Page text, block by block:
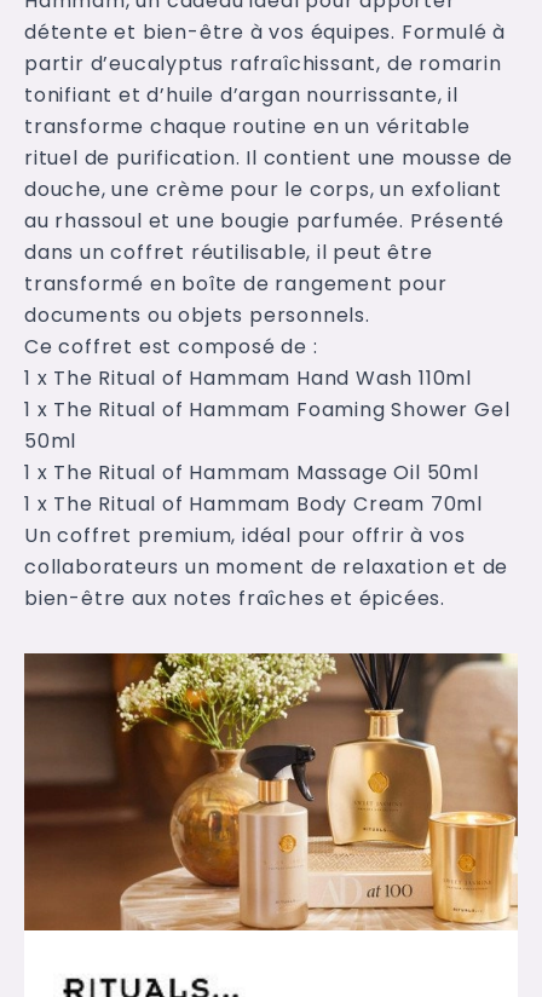
détente et bien-être à vos équipes. Formulé à
partir d’eucalyptus rafraîchissant, de romarin
tonifiant et d’huile d’argan nourrissante, il
transforme chaque routine en un véritable
rituel de purification. Il contient une mousse de
douche, une crème pour le corps, un exfoliant
au rhassoul et une bougie parfumée. Présenté
dans un coffret réutilisable, il peut être
transformé en boîte de rangement pour
documents ou objets personnels.
Ce coffret est composé de :
1 x The Ritual of Hammam Hand Wash 110ml
1 x The Ritual of Hammam Foaming Shower Gel
50ml
1 x The Ritual of Hammam Massage Oil 50ml
1 x The Ritual of Hammam Body Cream 70ml
Un coffret premium, idéal pour offrir à vos
collaborateurs un moment de relaxation et de
bien-être aux notes fraîches et épicées.